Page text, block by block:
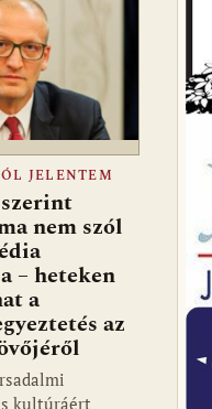
JELENTEM
nem szól
– heteken
a
az
kultúráért